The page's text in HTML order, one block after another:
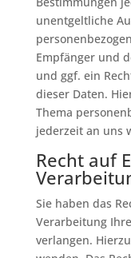
unentgeltliche
Empfänger und
und ggf. ein
dieser Daten.
Thema
jederzeit an uns
Recht auf
Sie haben das
Verarbeitung
verlangen.